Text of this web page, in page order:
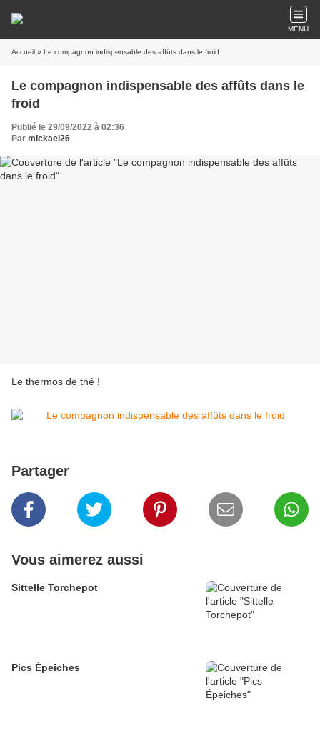
MENU
Accueil » Le compagnon indispensable des affûts dans le froid
Le compagnon indispensable des affûts dans le
froid
Publié le 29/09/2022 à 02:36
Par mickael26
Le thermos de thé !
Partager
Vous aimerez aussi
Sittelle Torchepot
Pics Épeiches